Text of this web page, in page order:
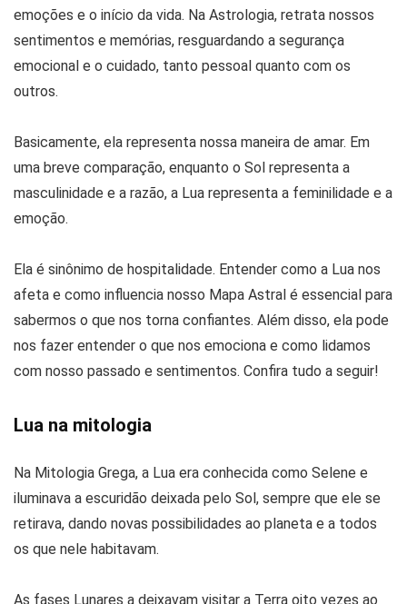
emoções e o início da vida. Na Astrologia, retrata nossos
sentimentos e memórias, resguardando a segurança
emocional e o cuidado, tanto pessoal quanto com os
outros.
Basicamente, ela representa nossa maneira de amar. Em
uma breve comparação, enquanto o Sol representa a
masculinidade e a razão, a Lua representa a feminilidade e a
emoção.
Ela é sinônimo de hospitalidade. Entender como a Lua nos
afeta e como influencia nosso Mapa Astral é essencial para
sabermos o que nos torna confiantes. Além disso, ela pode
nos fazer entender o que nos emociona e como lidamos
com nosso passado e sentimentos. Confira tudo a seguir!
Lua na mitologia
Na Mitologia Grega, a Lua era conhecida como Selene e
iluminava a escuridão deixada pelo Sol, sempre que ele se
retirava, dando novas possibilidades ao planeta e a todos
os que nele habitavam.
As fases Lunares a deixavam visitar a Terra oito vezes ao